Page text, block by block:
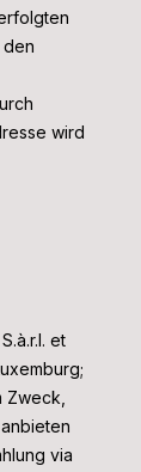
wird
et
via